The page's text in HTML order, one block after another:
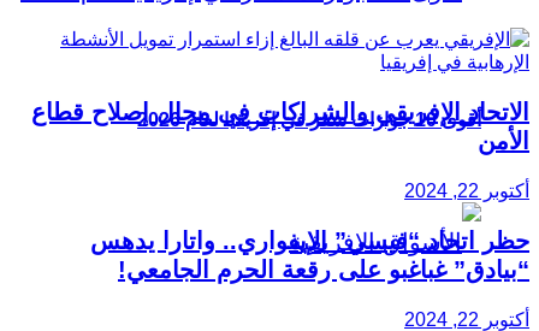
أقوى 10 جوازات سفر في إفريقيا لعام 2026
الاتحاد الإفريقي والشراكات في مجال إصلاح قطاع
الأمن
أكتوبر 22, 2024
حظر اتحاد “فيسي” الإيفواري.. واتارا يدهس
“بيادق” غباغبو على رقعة الحرم الجامعي!
أكتوبر 22, 2024